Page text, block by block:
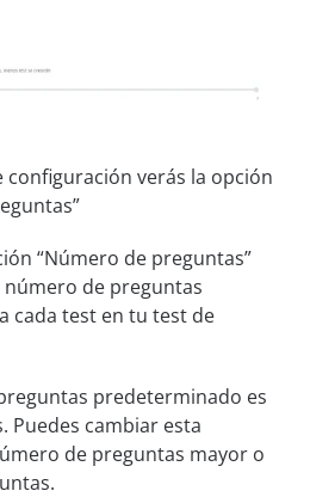
configuración verás la opción
“Número de preguntas”
de preguntas
cada test en tu test de
predeterminado es
Puedes cambiar esta
de preguntas mayor o